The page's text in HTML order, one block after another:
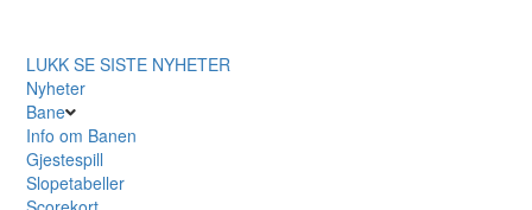
LUKK SE SISTE NYHETER
Nyheter
Bane
Info om Banen
Gjestespill
Slopetabeller